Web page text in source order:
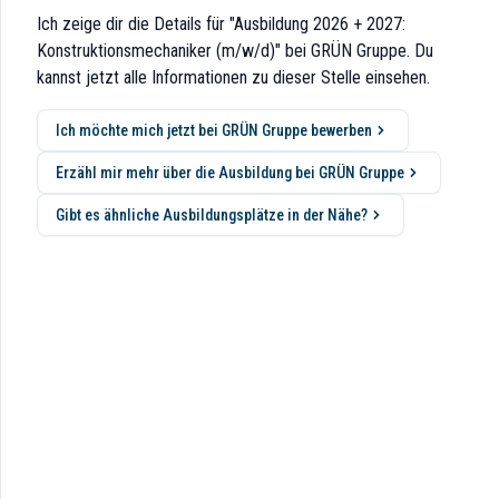
Straßenbau, die Straßensanierung und -markierung. Mit
die für frischen Wind sorgen. Für uns sind Tradition und
am praxisnahen Lernen hast. Du passt gut zu uns, wenn Du
Ich zeige dir die Details für "Ausbildung 2026 + 2027:
Konstruktionsmechaniker (m/w/d)" bei GRÜN Gruppe. Du
kannst jetzt alle Informationen zu dieser Stelle einsehen.
Ich möchte mich jetzt bei GRÜN Gruppe bewerben
Erzähl mir mehr über die Ausbildung bei GRÜN Gruppe
Gibt es ähnliche Ausbildungsplätze in der Nähe?